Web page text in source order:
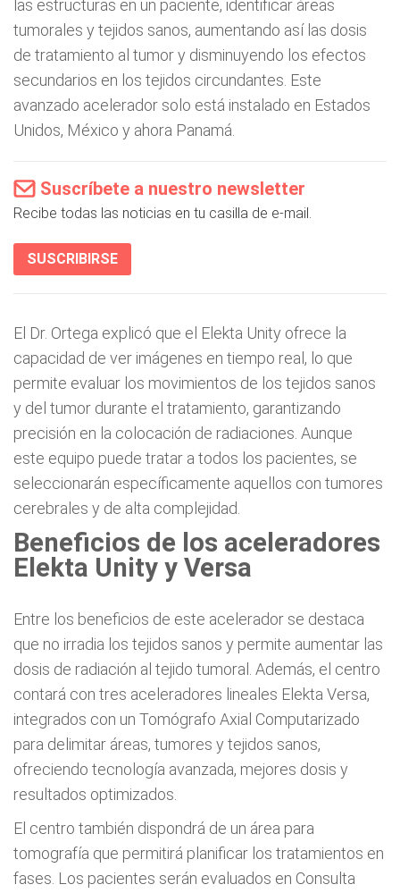
las estructuras en un paciente, identificar áreas
tumorales y tejidos sanos, aumentando así las dosis
de tratamiento al tumor y disminuyendo los efectos
secundarios en los tejidos circundantes. Este
avanzado acelerador solo está instalado en Estados
Unidos, México y ahora Panamá.
Suscríbete a nuestro newsletter
Recibe todas las noticias en tu casilla de e-mail.
SUSCRIBIRSE
El Dr. Ortega explicó que el Elekta Unity ofrece la
capacidad de ver imágenes en tiempo real, lo que
permite evaluar los movimientos de los tejidos sanos
y del tumor durante el tratamiento, garantizando
precisión en la colocación de radiaciones. Aunque
este equipo puede tratar a todos los pacientes, se
seleccionarán específicamente aquellos con tumores
cerebrales y de alta complejidad.
Beneficios de los aceleradores
Elekta Unity y Versa
Entre los beneficios de este acelerador se destaca
que no irradia los tejidos sanos y permite aumentar las
dosis de radiación al tejido tumoral. Además, el centro
contará con tres aceleradores lineales Elekta Versa,
integrados con un Tomógrafo Axial Computarizado
para delimitar áreas, tumores y tejidos sanos,
ofreciendo tecnología avanzada, mejores dosis y
resultados optimizados.
El centro también dispondrá de un área para
tomografía que permitirá planificar los tratamientos en
fases. Los pacientes serán evaluados en Consulta